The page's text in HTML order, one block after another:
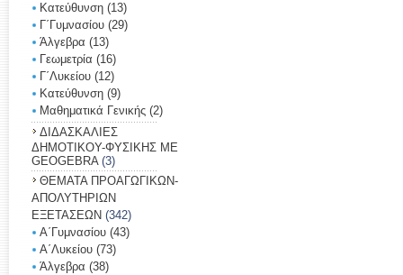
Κατεύθυνση (13)
Γ΄Γυμνασίου (29)
Άλγεβρα (13)
Γεωμετρία (16)
Γ΄Λυκείου (12)
Κατεύθυνση (9)
Μαθηματικά Γενικής (2)
ΔΙΔΑΣΚΑΛΙΕΣ
ΔΗΜΟΤΙΚΟΥ-ΦΥΣΙΚΗΣ ΜΕ
GEOGEBRA(3)
ΘΕΜΑΤΑ ΠΡΟΑΓΩΓΙΚΩΝ-
ΑΠΟΛΥΤΗΡΙΩΝ
ΕΞΕΤΑΣΕΩΝ (342)
Α΄Γυμνασίου (43)
Α΄Λυκείου (73)
Άλγεβρα (38)